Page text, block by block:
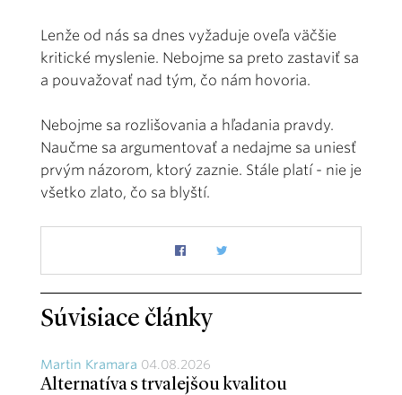
Lenže od nás sa dnes vyžaduje oveľa väčšie
kritické myslenie. Nebojme sa preto zastaviť sa
a pouvažovať nad tým, čo nám hovoria.
Nebojme sa rozlišovania a hľadania pravdy.
Naučme sa argumentovať a nedajme sa uniesť
prvým názorom, ktorý zaznie. Stále platí - nie je
všetko zlato, čo sa blyští.
Súvisiace články
Martin Kramara 04.08.2026
Alternatíva s trvalejšou kvalitou